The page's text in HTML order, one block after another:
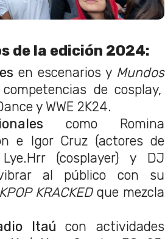
de la edición 2024:
en escenarios y Mundos
de cosplay,
y WWE 2K24.
como Romina
e Igor Cruz (actores de
(cosplayer) y DJ
al público con su
KPOP KRACKEDque mezcla
Itaúcon actividades